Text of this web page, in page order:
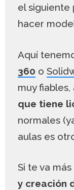
el siguiente
hacer
Aquí
360 o
muy fiables,
que tiene
normales
aulas es
Si te va
y creación